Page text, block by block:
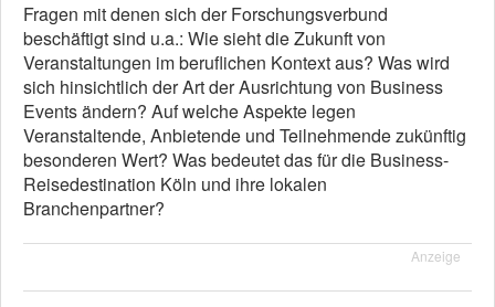
Fragen mit denen sich der Forschungsverbund
beschäftigt sind u.a.: Wie sieht die Zukunft von
Veranstaltungen im beruflichen Kontext aus? Was wird
sich hinsichtlich der Art der Ausrichtung von Business
Events ändern? Auf welche Aspekte legen
Veranstaltende, Anbietende und Teilnehmende zukünftig
besonderen Wert? Was bedeutet das für die Business-
Reisedestination Köln und ihre lokalen
Branchenpartner?
Anzeige